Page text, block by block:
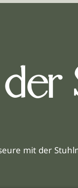
mit der